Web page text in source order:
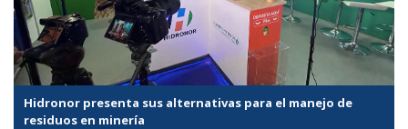
Hidronor presenta sus alternativas para el manejo de
residuos en minería